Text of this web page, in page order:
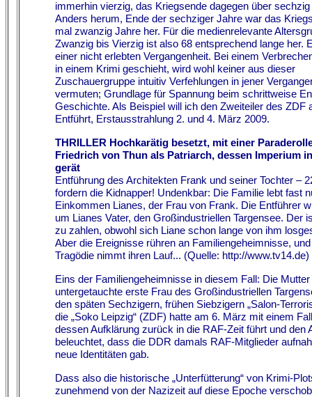
immerhin vierzig, das Kriegsende dagegen über
Anders herum, Ende der sechziger Jahre war das
mal zwanzig Jahre her. Für die medienrelevante
Zwanzig bis Vierzig ist also 68 entsprechend lange her.
einer nicht erlebten Vergangenheit. Bei einem
in einem Krimi geschieht, wird wohl keiner aus dieser
Zuschauergruppe intuitiv Verfehlungen in jener
vermuten; Grundlage für Spannung beim schrittweise
Geschichte. Als Beispiel will ich den Zweiteiler des ZDF
Entführt, Erstausstrahlung 2. und 4. März 2009.
THRILLER Hochkarätig besetzt, mit einer
Friedrich von Thun als Patriarch, dessen Imperium
gerät
Entführung des Architekten Frank und seiner Tochter –
fordern die Kidnapper! Undenkbar: Die Familie lebt fast
Einkommen Lianes, der Frau von Frank. Die Entführer
um Lianes Vater, den Großindustriellen Targensee. Der
zu zahlen, obwohl sich Liane schon lange von ihm
Aber die Ereignisse rühren an Familiengeheimnisse,
Tragödie nimmt ihren Lauf... (Quelle: http://www.tv14.de)
Eins der Familiengeheimnisse in diesem Fall: Die
untergetauchte erste Frau des Großindustriellen
den späten Sechzigern, frühen Siebzigern „Salon-
die „Soko Leipzig“ (ZDF) hatte am 6. März mit einem
dessen Aufklärung zurück in die RAF-Zeit führt und den
beleuchtet, dass die DDR damals RAF-Mitglieder
neue Identitäten gab.
Dass also die historische „Unterfütterung“ von Krimi-
zunehmend von der Nazizeit auf diese Epoche